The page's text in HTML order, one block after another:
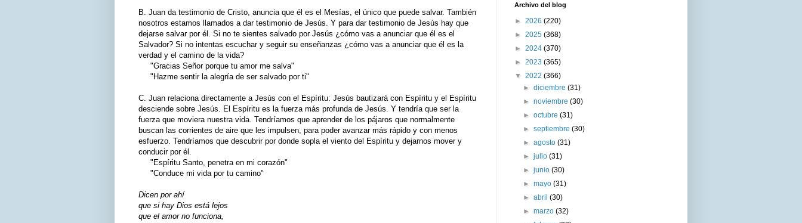
B. Juan da testimonio de Cristo, anuncia que él es el Mesías, el único que puede salvar. También
nosotros estamos llamados a dar testimonio de Jesús. Y para dar testimonio de Jesús hay que
dejarse salvar por él. Si no te sientes salvado por Jesús ¿cómo vas a anunciar que él es el
Salvador? Si no intentas escuchar y seguir su enseñanzas ¿cómo vas a anunciar que él es la
verdad y el camino de la vida?
"Gracias Señor porque tu amor me salva"
"Hazme sentir la alegría de ser salvado por ti"
C. Juan relaciona directamente a Jesús con el Espíritu: Jesús bautizará con Espíritu y el Espíritu
desciende sobre Jesús. El Espíritu es la fuerza más profunda de Jesús. Y tendría que ser la
fuerza que moviera nuestra vida. Tendríamos que aprender de los pájaros que normalmente
buscan las corrientes de aire que les impulsen, para poder avanzar más rápido y con menos
esfuerzo. Tendríamos que descubrir por donde sopla el viento del Espíritu y dejarnos mover y
conducir por él.
"Espíritu Santo, penetra en mi corazón"
"Conduce mi vida por tu camino"
Dicen por ahí
que si hay Dios está lejos
que el amor no funciona,
Archivo del blog
► 2026 (220)
► 2025 (368)
► 2024 (370)
► 2023 (365)
▼ 2022 (366)
►diciembre(31)
►noviembre(30)
►octubre(31)
►septiembre(30)
►agosto(31)
►julio(31)
►junio(30)
►mayo(31)
►abril(30)
►marzo(32)